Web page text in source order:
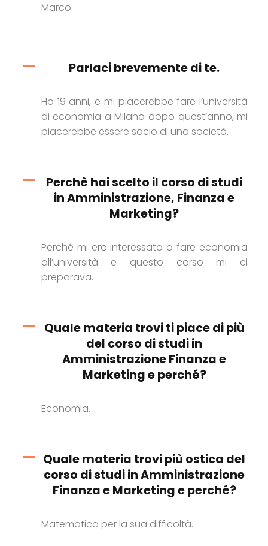
Marco.
Parlaci brevemente di te.
Ho 19 anni, e mi piacerebbe fare l’università
di economia a Milano dopo quest’anno, mi
piacerebbe essere socio di una società.
Perchè hai scelto il corso di studi
in Amministrazione, Finanza e
Marketing?
Perché mi ero interessato a fare economia
all’università e questo corso mi ci
preparava.
Quale materia trovi ti piace di più
del corso di studi in
Amministrazione Finanza e
Marketing e perché?
Economia.
Quale materia trovi più ostica del
corso di studi in Amministrazione
Finanza e Marketing e perché?
Matematica per la sua difficoltà.